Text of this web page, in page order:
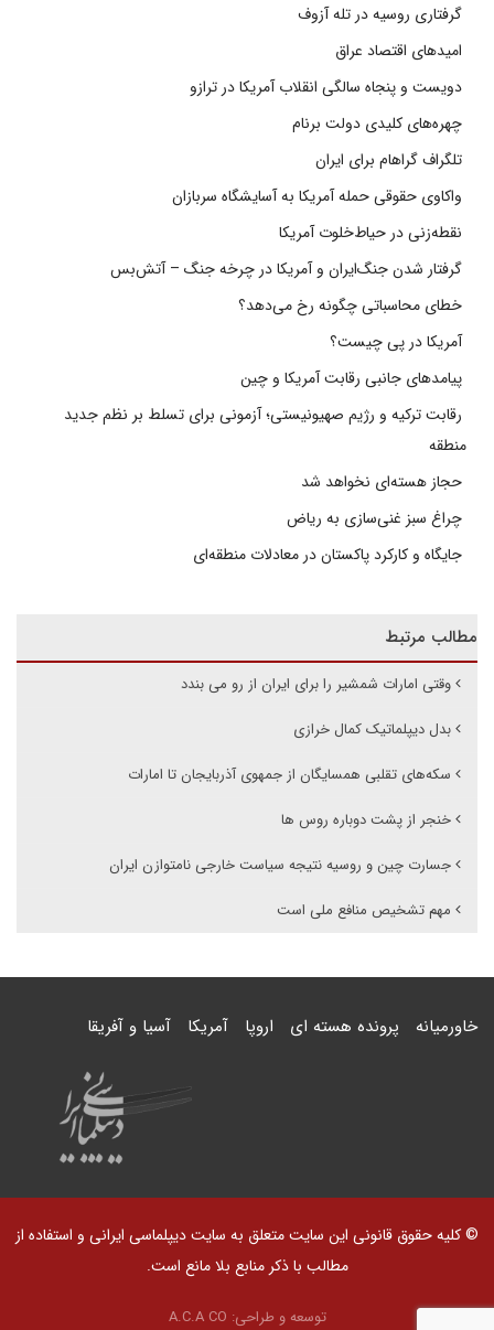
گرفتاری روسیه در تله آزوف
امیدهای اقتصاد عراق
دویست و پنجاه سالگی انقلاب آمریکا در ترازو
چهره‌های کلیدی دولت برنام
تلگراف گراهام برای ایران
واکاوی حقوقی حمله آمریکا به آسایشگاه سربازان
نقطه‌زنی در حیاط‌خلوت آمریکا
گرفتار شدن جنگ‌ایران و آمریکا در چرخه جنگ – آتش‌بس
خطای محاسباتی چگونه رخ می‌دهد؟
آمریکا در پی چیست؟
پیامدهای جانبی رقابت آمریکا و چین
رقابت ترکیه و رژیم صهیونیستی؛ آزمونی برای تسلط بر نظم جدید
منطقه
حجاز هسته‌ای نخواهد شد
چراغ سبز غنی‌سازی به ریاض
جایگاه و کارکرد پاکستان در معادلات منطقه‌ای
مطالب مرتبط
وقتی امارات شمشیر را برای ایران از رو می بندد
بدل دیپلماتیک کمال خرازی
سکه‌های تقلبی همسایگان از جمهوی آذربایجان تا امارات
خنجر از پشت دوباره روس ها
جسارت چین و روسیه نتیجه سیاست خارجی نامتوازن ایران
مهم تشخیص منافع ملی است
خاورمیانه پرونده هسته ای اروپا آمریکا آسیا و آفریقا
© کلیه حقوق قانونی این سایت متعلق به سایت دیپلماسی ایرانی و استفاده از
مطالب با ذکر منابع بلا مانع است.
توسعه و طراحی: A.C.A CO